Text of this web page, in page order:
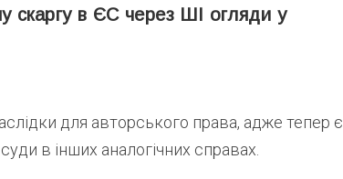
скаргу в ЄС через ШІ огляди у
для авторського права, адже тепер є
в інших аналогічних справах.